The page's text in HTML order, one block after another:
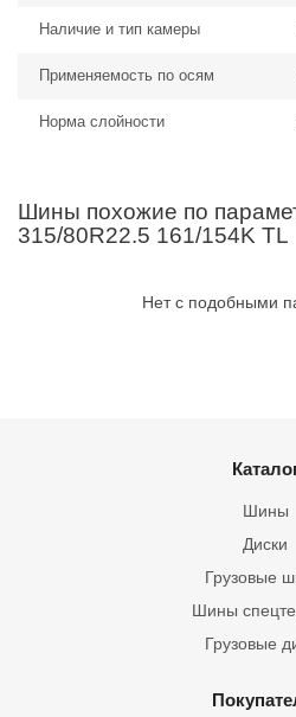
Наличие и тип камеры
Применяемость по осям
Норма слойности
Шины похожие по
315/80R22.5 161/154K TL
Нет с подобными
Шины
Грузовые
Шины
Диски
Грузовые